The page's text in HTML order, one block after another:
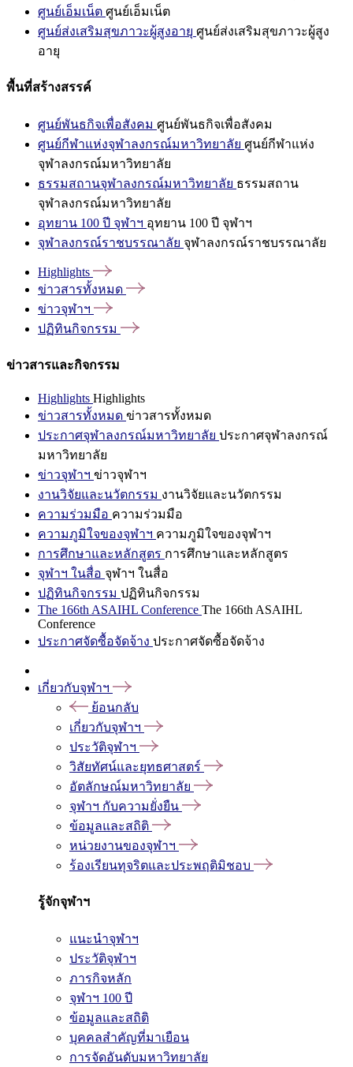
ศูนย์เอ็มเน็ต ศูนย์เอ็มเน็ต
ศูนย์ส่งเสริมสุขภาวะผู้สูงอายุ ศูนย์ส่งเสริมสุขภาวะผู้สูง
อายุ
พื้นที่สร้างสรรค์
ศูนย์พันธกิจเพื่อสังคม ศูนย์พันธกิจเพื่อสังคม
ศูนย์กีฬาแห่งจุฬาลงกรณ์มหาวิทยาลัย ศูนย์กีฬาแห่ง
จุฬาลงกรณ์มหาวิทยาลัย
ธรรมสถานจุฬาลงกรณ์มหาวิทยาลัย ธรรมสถาน
จุฬาลงกรณ์มหาวิทยาลัย
อุทยาน 100 ปี จุฬาฯ อุทยาน 100 ปี จุฬาฯ
จุฬาลงกรณ์ราชบรรณาลัย จุฬาลงกรณ์ราชบรรณาลัย
Highlights
ข่าวสารทั้งหมด
ข่าวจุฬาฯ
ปฏิทินกิจกรรม
ข่าวสารและกิจกรรม
Highlights Highlights
ข่าวสารทั้งหมด ข่าวสารทั้งหมด
ประกาศจุฬาลงกรณ์มหาวิทยาลัย ประกาศจุฬาลงกรณ์
มหาวิทยาลัย
ข่าวจุฬาฯ ข่าวจุฬาฯ
งานวิจัยและนวัตกรรม งานวิจัยและนวัตกรรม
ความร่วมมือ ความร่วมมือ
ความภูมิใจของจุฬาฯ ความภูมิใจของจุฬาฯ
การศึกษาและหลักสูตร การศึกษาและหลักสูตร
จุฬาฯ ในสื่อ จุฬาฯ ในสื่อ
ปฏิทินกิจกรรม ปฏิทินกิจกรรม
The 166th ASAIHL Conference The 166th ASAIHL
Conference
ประกาศจัดซื้อจัดจ้าง ประกาศจัดซื้อจัดจ้าง
เกี่ยวกับจุฬาฯ
ย้อนกลับ
เกี่ยวกับจุฬาฯ
ประวัติจุฬาฯ
วิสัยทัศน์และยุทธศาสตร์
อัตลักษณ์มหาวิทยาลัย
จุฬาฯ กับความยั่งยืน
ข้อมูลและสถิติ
หน่วยงานของจุฬาฯ
ร้องเรียนทุจริตและประพฤติมิชอบ
รู้จักจุฬาฯ
แนะนำจุฬาฯ
ประวัติจุฬาฯ
ภารกิจหลัก
จุฬาฯ 100 ปี
ข้อมูลและสถิติ
บุคคลสำคัญที่มาเยือน
การจัดอันดับมหาวิทยาลัย